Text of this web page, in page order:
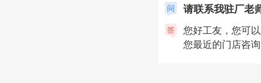
问 请联系我驻厂老
答
您好工友，您可
您最近的门店咨询